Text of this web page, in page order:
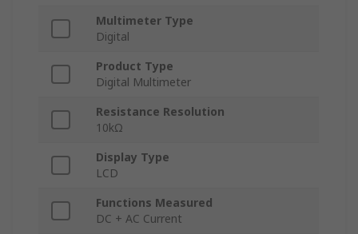
Multimeter Type
Digital
Product Type
Digital Multimeter
Resistance Resolution
10kΩ
Display Type
LCD
Functions Measured
DC + AC Current